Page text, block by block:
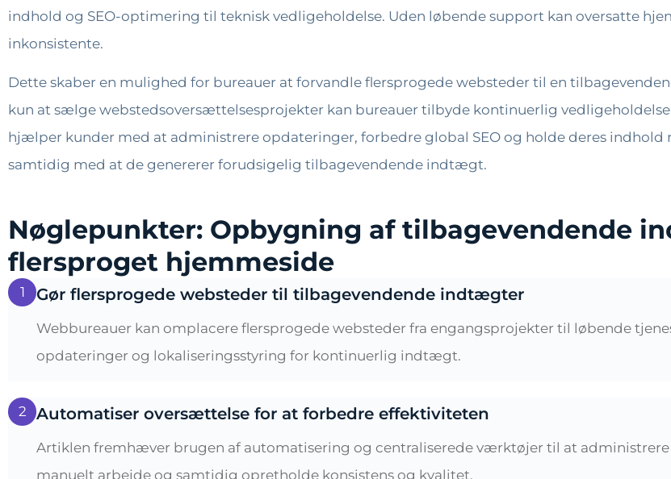
indhold og SEO-optimering til teknisk vedligeholdelse. Uden løbende support kan oversatte
inkonsistente.
Dette skaber en mulighed for bureauer at forvandle flersprogede websteder til en
kun at sælge webstedsoversættelsesprojekter kan bureauer tilbyde kontinuerlig
hjælper kunder med at administrere opdateringer, forbedre global SEO og holde deres
samtidig med at de genererer forudsigelig tilbagevendende indtægt.
Nøglepunkter: Opbygning af tilbagevendende
flersproget hjemmeside
1 Gør flersprogede websteder til tilbagevendende indtægter
Webbureauer kan omplacere flersprogede websteder fra engangsprojekter til løbende
opdateringer og lokaliseringsstyring for kontinuerlig indtægt.
2 Automatiser oversættelse for at forbedre effektiviteten
Artiklen fremhæver brugen af ​​automatisering og centraliserede værktøjer til at
manuelt arbejde og samtidig opretholde konsistens og kvalitet.